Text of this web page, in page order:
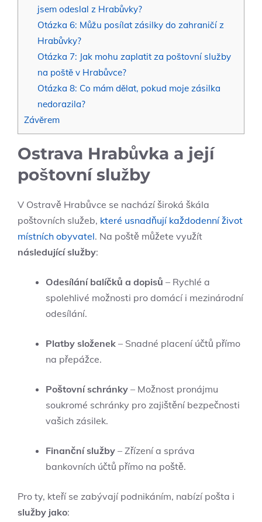
jsem odeslal z Hrabůvky?
Otázka 6: Můžu posílat zásilky do zahraničí z
Hrabůvky?
Otázka 7: Jak mohu zaplatit za poštovní služby
na poště v Hrabůvce?
Otázka 8: Co mám dělat, pokud moje zásilka
nedorazila?
Závěrem
Ostrava Hrabůvka a její
poštovní služby
V Ostravě Hrabůvce se nachází široká škála
poštovních služeb, které usnadňují každodenní život
místních obyvatel. Na poště můžete využít
následující služby:
Odesílání balíčků a dopisů – Rychlé a
spolehlivé možnosti pro domácí i mezinárodní
odesílání.
Platby složenek – Snadné placení účtů přímo
na přepážce.
Poštovní schránky – Možnost pronájmu
soukromé schránky pro zajištění bezpečnosti
vašich zásilek.
Finanční služby – Zřízení a správa
bankovních účtů přímo na poště.
Pro ty, kteří se zabývají podnikáním, nabízí pošta i
služby jako: